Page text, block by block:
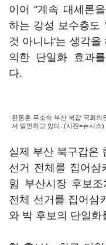
이어 "계속 대세론
하는 강성 보수층도
것 아니냐'는 생각을
의한 단일화 효과
다.
한동훈 무소속 부산 북갑 국회의
서 발언하고 있다. (사진=뉴시스)
실제 부산 북구갑은
선거 전체를 집어삼
힘 부산시장 후보
전체 선거를 집어삼
와 박 후보의 단일화